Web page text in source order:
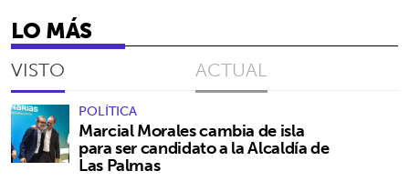
LO MÁS
VISTO ACTUAL
POLÍTICA
Marcial Morales cambia de isla
para ser candidato a la Alcaldía de
Las Palmas